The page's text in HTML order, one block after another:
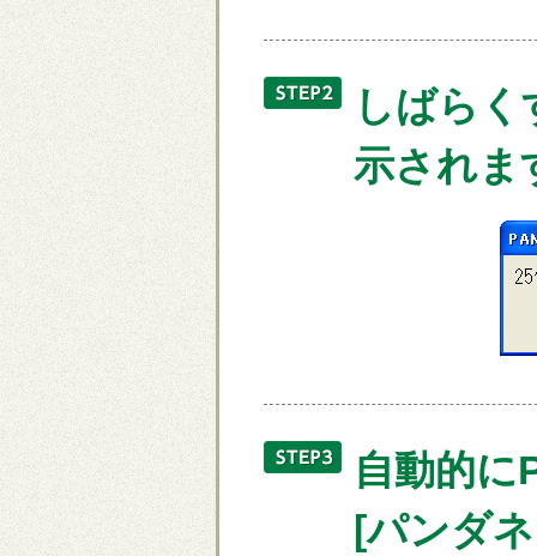
しばら
示されま
自動的に
[パンダ